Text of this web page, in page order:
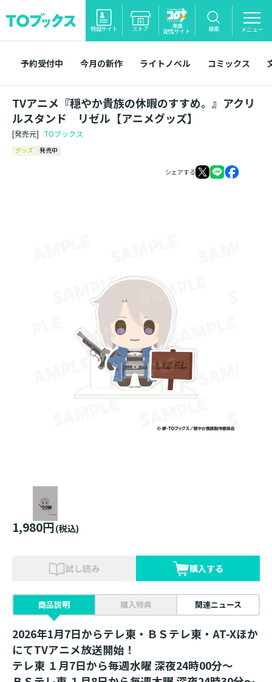
特設サイト ストア 漫画
配信サイト 検索 メニュー
予約受付中 今月の新作 ライトノベル コミックス
TVアニメ『穏やか貴族の休暇のすすめ。』アクリ
ルスタンド リゼル【アニメグッズ】
[発売元] TOブックス
グッズ 発売中
シェアする
1,980円(税込)
試し読み 購入する
商品説明 購入特典 関連ニュース
2026年1月7日からテレ東・ＢＳテレ東・AT-Xほか
にてTVアニメ放送開始！
テレ東 １月7日から毎週水曜 深夜24時00分～